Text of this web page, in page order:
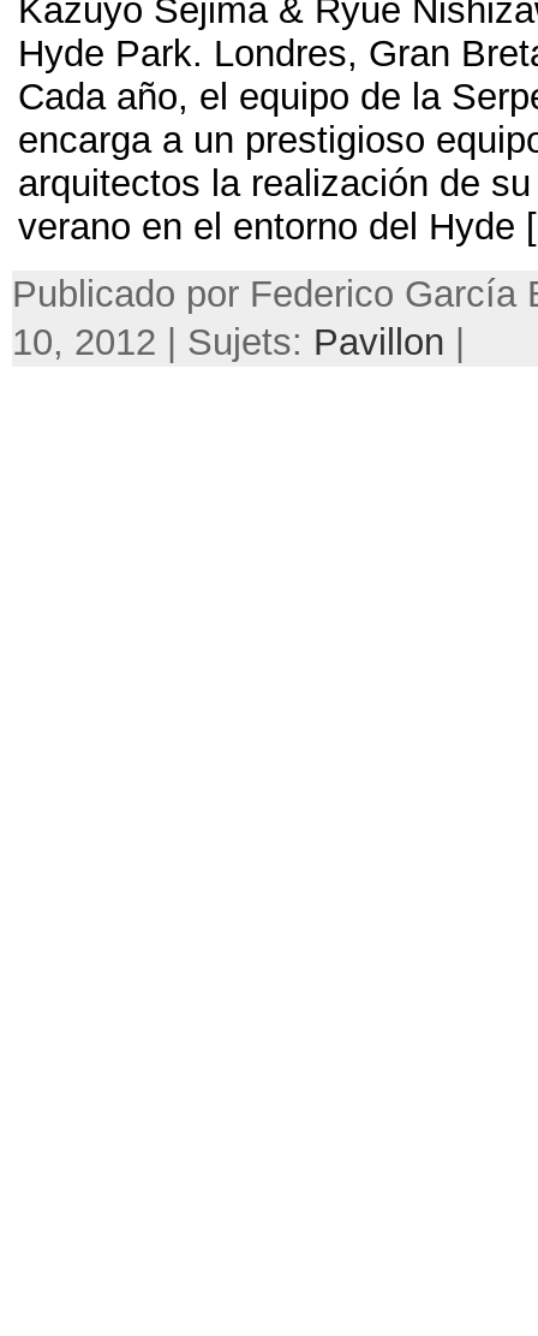
Kazuyo Sejima& Ryue
Hyde Park. Londres, Gran
Cada año, el equipo de la
encarga a un prestigioso
arquitectos la realización de
verano en el entorno del Hyde
Publicado por Federico García
10, 2012 | Sujets: Pavillon